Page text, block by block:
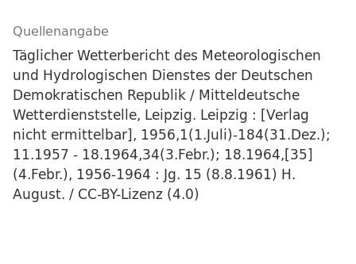
Quellenangabe
Täglicher Wetterbericht des Meteorologischen
und Hydrologischen Dienstes der Deutschen
Demokratischen Republik / Mitteldeutsche
Wetterdienststelle, Leipzig. Leipzig : [Verlag
nicht ermittelbar], 1956,1(1.Juli)-184(31.Dez.);
11.1957 - 18.1964,34(3.Febr.); 18.1964,[35]
(4.Febr.), 1956-1964 : Jg. 15 (8.8.1961) H.
August. / CC-BY-Lizenz (4.0)